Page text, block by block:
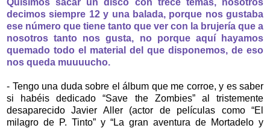
decimos siempre 12 y una balada, porque nos gustaba
ese número que tiene tanto que ver con la brujería que a
nosotros tanto nos gusta, no porque aquí hayamos
quemado todo el material del que disponemos, de eso
nos queda muuuucho.
- Tengo una duda sobre el álbum que me corroe, y es saber
si habéis dedicado “Save the Zombies” al tristemente
desaparecido Javier Aller (actor de películas como “El
milagro de P. Tinto” y “La gran aventura de Mortadelo y